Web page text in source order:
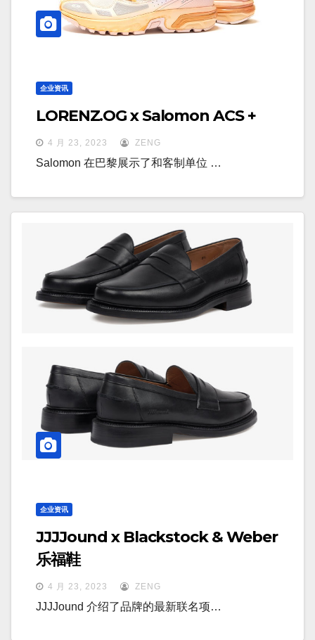
企业资讯
LORENZ.OG x Salomon ACS +
4 月 23, 2023 ZENG
Salomon 在巴黎展示了和客制单位 …
企业资讯
JJJJound x Blackstock & Weber
乐福鞋
4 月 23, 2023 ZENG
JJJJound 介绍了品牌的最新联名项…